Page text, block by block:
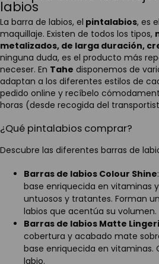
labios
La barra de labios, el pintalabios, es
maquillaje. Existen de todos los tipos,
metalizados, de larga duración,
ninguna duda, es el producto más
neceser. En Tahe disponemos de
adaptan a los diferentes estilos de
pedido online y recíbelo
horas (desde recogida del
¿Qué pintalabios comprar?
Descubre las diferentes barras de
Barras de labios Colour Shine
base enriquecida en vitaminas
untuosos y tratantes. Forman
labios que acentúa su volumen.
Barras de labios Matte
cobertura y acabado mate
base enriquecida en vitaminas.
labio.